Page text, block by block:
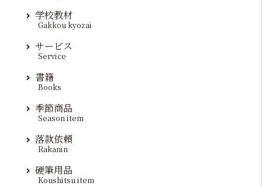
学校教材
Gakkou kyozai
サービス
Service
書籍
Books
季節商品
Season item
落款依頼
Rakanin
硬筆用品
Koushitsu item